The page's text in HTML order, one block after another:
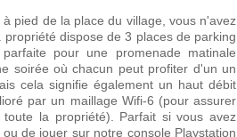
pied de la place du village, vous n'avez
dispose de 3 places de parking
pour une promenade matinale
soirée où chacun peut profiter d'un un
cela signifie également un haut débit
par un maillage Wifi-6 (pour assurer
toute la propriété). Parfait si vous avez
de jouer sur notre console Playstation